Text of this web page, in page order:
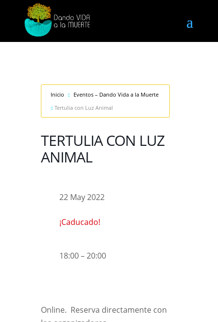
Inicio
Eventos – Dando Vida a la Muerte
Tertulia con Luz Animal
TERTULIA CON LUZ
ANIMAL
22 May 2022
¡Caducado!
18:00 – 20:00
Online. Reserva directamente con